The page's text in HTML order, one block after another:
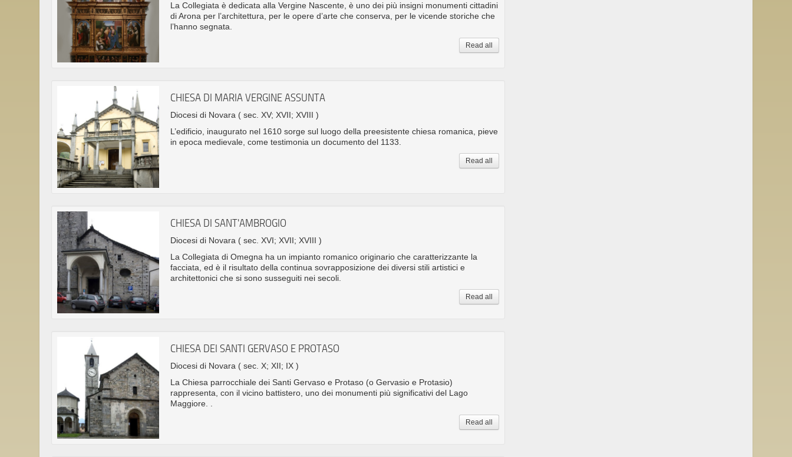
La Collegiata è dedicata alla Vergine Nascente, è uno dei più insigni monumenti cittadini
di Arona per l’architettura, per le opere d’arte che conserva, per le vicende storiche che
l’hanno segnata.
Read all
CHIESA DI MARIA VERGINE ASSUNTA
Diocesi di Novara ( sec. XV; XVII; XVIII )
L’edificio, inaugurato nel 1610 sorge sul luogo della preesistente chiesa romanica, pieve
in epoca medievale, come testimonia un documento del 1133.
Read all
CHIESA DI SANT'AMBROGIO
Diocesi di Novara ( sec. XVI; XVII; XVIII )
La Collegiata di Omegna ha un impianto romanico originario che caratterizzante la
facciata, ed è il risultato della continua sovrapposizione dei diversi stili artistici e
architettonici che si sono susseguiti nei secoli.
Read all
CHIESA DEI SANTI GERVASO E PROTASO
Diocesi di Novara ( sec. X; XII; IX )
La Chiesa parrocchiale dei Santi Gervaso e Protaso (o Gervasio e Protasio)
rappresenta, con il vicino battistero, uno dei monumenti più significativi del Lago
Maggiore. .
Read all